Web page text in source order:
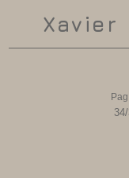
Xavier
Pag